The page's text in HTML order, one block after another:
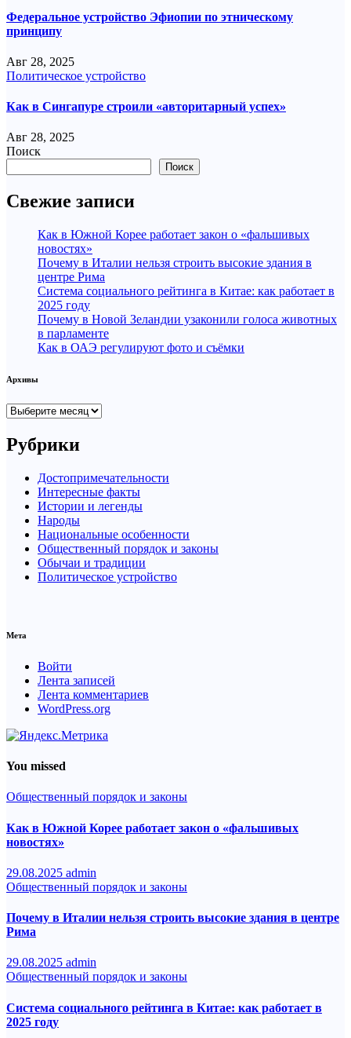
Федеральное устройство Эфиопии по этническому
принципу
Авг 28, 2025
Политическое устройство
Как в Сингапуре строили «авторитарный успех»
Авг 28, 2025
Поиск
Поиск
Свежие записи
Как в Южной Корее работает закон о «фальшивых
новостях»
Почему в Италии нельзя строить высокие здания в
центре Рима
Система социального рейтинга в Китае: как работает в
2025 году
Почему в Новой Зеландии узаконили голоса животных
в парламенте
Как в ОАЭ регулируют фото и съёмки
Архивы
Архивы
Рубрики
Достопримечательности
Интересные факты
Истории и легенды
Народы
Национальные особенности
Общественный порядок и законы
Обычаи и традиции
Политическое устройство
Мета
Войти
Лента записей
Лента комментариев
WordPress.org
You missed
Общественный порядок и законы
Как в Южной Корее работает закон о «фальшивых
новостях»
29.08.2025 admin
Общественный порядок и законы
Почему в Италии нельзя строить высокие здания в центре
Рима
29.08.2025 admin
Общественный порядок и законы
Система социального рейтинга в Китае: как работает в
2025 году